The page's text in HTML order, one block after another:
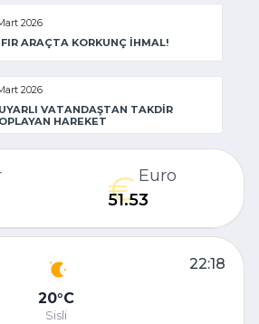
2026
ARAÇTA KORKUNÇ İHMAL!
2026
VATANDAŞTAN TAKDİR
HAREKET
Euro
51.53
22:18
20 C
Sisli